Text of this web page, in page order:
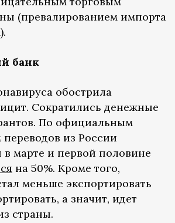
(превалированием импорта
банк
обострила
Сократились денежные
По официальным
из России
в марте и первой половине
на 50%. Кроме того,
меньше экспортировать
а значит, идет
страны.